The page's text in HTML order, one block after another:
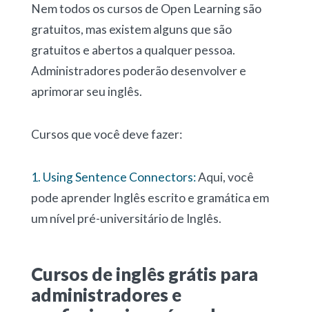
Nem todos os cursos de Open Learning são
gratuitos, mas existem alguns que são
gratuitos e abertos a qualquer pessoa.
Administradores poderão desenvolver e
aprimorar seu inglês.
Cursos que você deve fazer:
1. Using Sentence Connectors:Aqui, você
pode aprender Inglês escrito e gramática em
um nível pré-universitário de Inglês.
Cursos de inglês grátis para
administradores e